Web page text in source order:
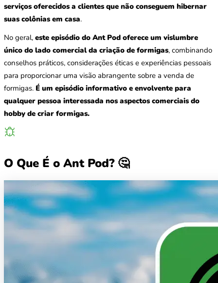
serviços oferecidos a clientes que não conseguem hibernar
suas colônias em casa.
No geral, este episódio do Ant Pod oferece um vislumbre
único do lado comercial da criação de formigas, combinando
conselhos práticos, considerações éticas e experiências pessoais
para proporcionar uma visão abrangente sobre a venda de
formigas. É um episódio informativo e envolvente para
qualquer pessoa interessada nos aspectos comerciais do
hobby de criar formigas.
O Que É o Ant Pod? 🤔